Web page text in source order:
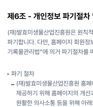
제6조 - 개인정보 파기절차
(재)발효미생물산업진흥원은 원칙
파기합니다. 다만, 홈페이지 회원
기록물관리법”에 의거 파기절차를
파기 절차
(재)발효미생물산업진흥원 홈
제공하기 위해 홈페이지의 개
원활한 의사소통 등을 위해 아